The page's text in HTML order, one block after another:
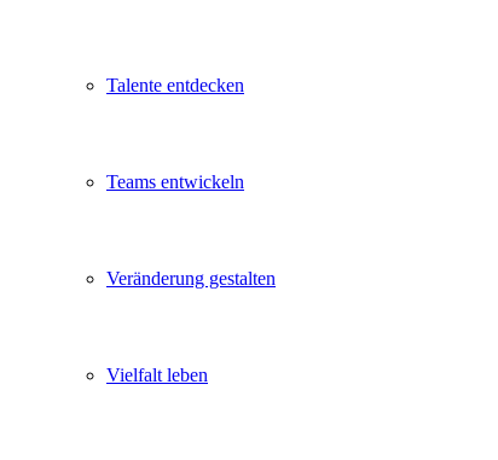
Talente entdecken
Teams entwickeln
Veränderung gestalten
Vielfalt leben